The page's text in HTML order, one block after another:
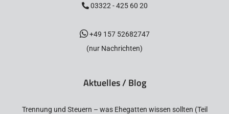
03322 - 425 60 20
+49 157 52682747
(nur Nachrichten)
Aktuelles / Blog
Trennung und Steuern – was Ehegatten wissen sollten (Teil